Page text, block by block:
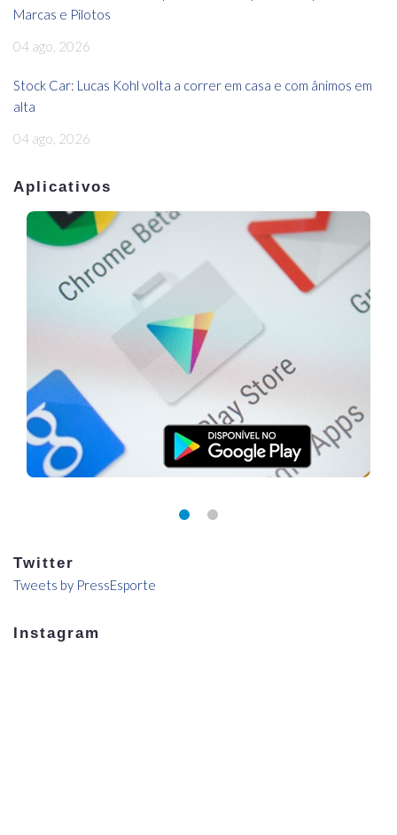
Marcas e Pilotos
04 ago, 2026
Stock Car: Lucas Kohl volta a correr em casa e com ânimos em
alta
04 ago, 2026
Aplicativos
Twitter
Tweets by PressEsporte
Instagram